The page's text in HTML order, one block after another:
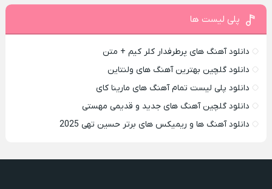
پلی لیست ها
دانلود آهنگ های پرطرفدار کلر کیم + متن
دانلود گلچین بهترین آهنگ های ولنتاین
دانلود پلی لیست تمام آهنگ های مارینا کای
دانلود گلچین آهنگ های جدید و قدیمی مهستی
دانلود آهنگ ها و ریمیکس های برتر حسین تهی 2025